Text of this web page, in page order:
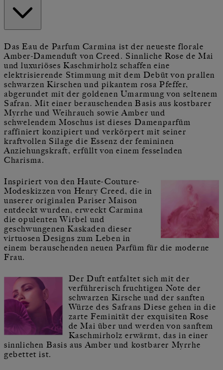
Das Eau de Parfum Carmina ist der neueste florale
Amber-Damenduft von Creed. Sinnliche Rose de Mai
und luxuriöses Kaschmirholz schaffen eine
elektrisierende Stimmung mit dem Debüt von prallen
schwarzen Kirschen und pikantem rosa Pfeffer,
abgerundet mit der goldenen Umarmung von seltenem
Safran. Mit einer berauschenden Basis aus kostbarer
Myrrhe und Weihrauch sowie Amber und
schwelendem Moschus ist dieses Damenparfüm
raffiniert konzipiert und verkörpert mit seiner
kraftvollen Silage die Essenz der femininen
Anziehungskraft, erfüllt von einem fesselnden
Charisma.
Inspiriert von den Haute-Couture-
Modeskizzen von Henry Creed, die in
unserer originalen Pariser Maison
entdeckt wurden, erweckt Carmina
die opulenten Wirbel und
geschwungenen Kaskaden dieser
virtuosen Designs zum Leben in
einem berauschenden neuen Parfüm für die moderne
Frau.
Der Duft entfaltet sich mit der
verführerisch fruchtigen Note der
schwarzen Kirsche und der sanften
Würze des Safrans Diese gehen in die
zarte Feminität der exquisiten Rose
de Mai über und werden von sanftem
Kaschmirholz erwärmt, das in einer
sinnlichen Basis aus Amber und kostbarer Myrrhe
gebettet ist.